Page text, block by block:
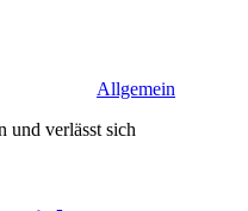
Allgemein
und verlässt sich